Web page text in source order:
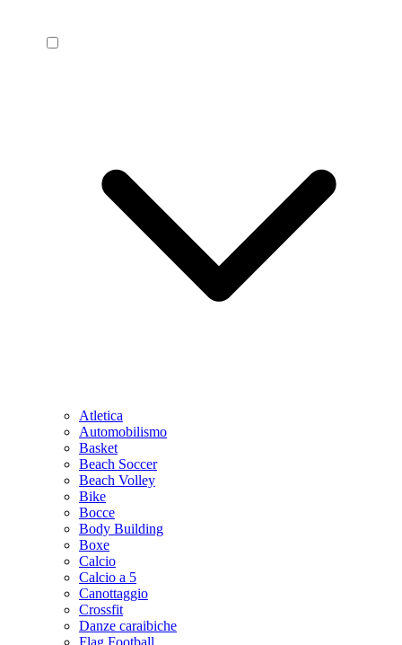
Atletica
Automobilismo
Basket
Beach Soccer
Beach Volley
Bike
Bocce
Body Building
Boxe
Calcio
Calcio a 5
Canottaggio
Crossfit
Danze caraibiche
Flag Football